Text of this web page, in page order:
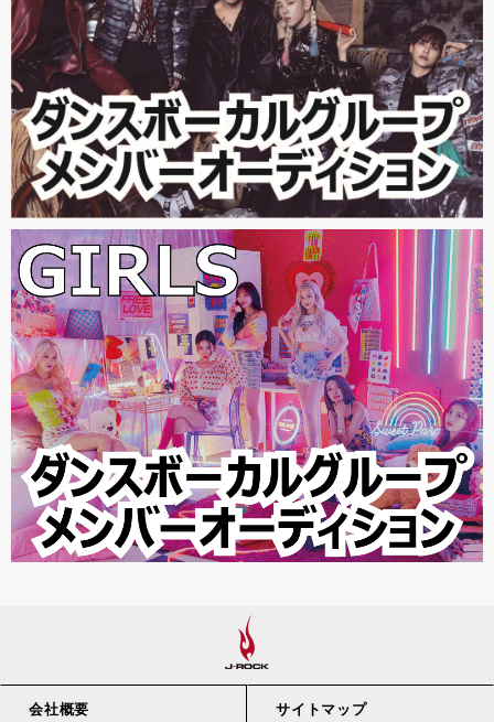
会社概要 サイトマップ